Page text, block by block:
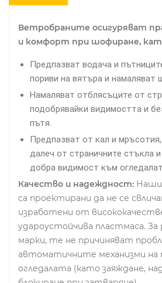
Ветробраните осигуряват
и комфорт при шофиране,
Предпазват водача и
пориви на вятъра и намаляват
Намаляват отблясъците от
подобрявайки видимостта и
пътя.
Предпазват от кал и
далеч от страничните стъкла
добра видимост към
Качество и надеждност:
са проектирани да не се
изработени от
удароустойчива пластмаса. За
марки, те не причиняват
автоматичните механизми на
огледалата (като заяждане,